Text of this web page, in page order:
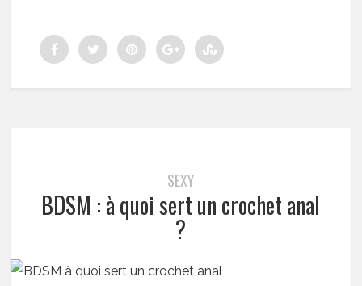
SEXY
BDSM : à quoi sert un crochet anal
?